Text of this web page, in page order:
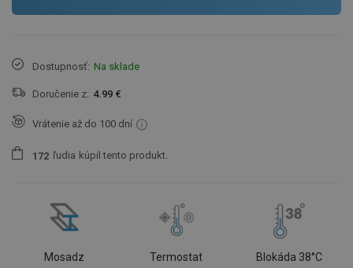
Dostupnosť: Na sklade
Doručenie z: 4.99 €
Vrátenie až do 100 dní
1 72 ľudia kúpil tento produkt.
Mosadz Termostat Blokáda 38°C